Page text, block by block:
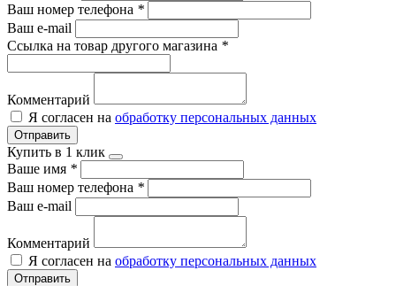
Ваш номер телефона *
Ваш e-mail
Ссылка на товар другого магазина *
Комментарий
Я согласен на обработку персональных данных
Отправить
Купить в 1 клик
Ваше имя *
Ваш номер телефона *
Ваш e-mail
Комментарий
Я согласен на обработку персональных данных
Отправить